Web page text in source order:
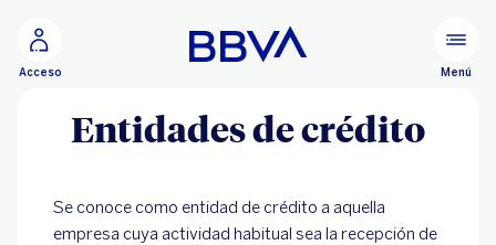
Acceso Menú
Entidades de crédito
Se conoce como entidad de crédito a aquella
empresa cuya actividad habitual sea la recepción de